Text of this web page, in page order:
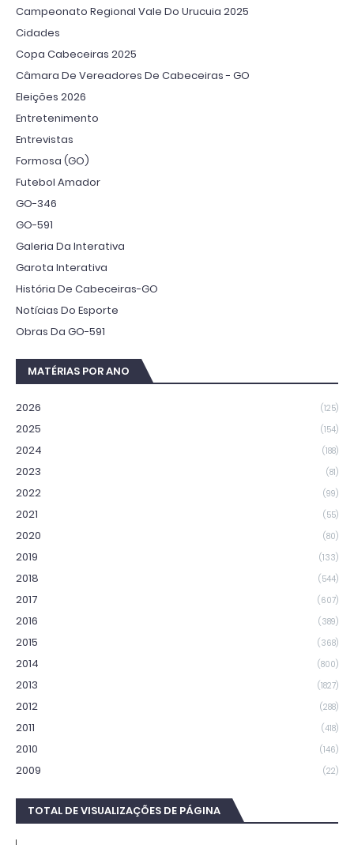
Campeonato Regional Vale Do Urucuia 2025
Cidades
Copa Cabeceiras 2025
Câmara De Vereadores De Cabeceiras - GO
Eleições 2026
Entretenimento
Entrevistas
Formosa (GO)
Futebol Amador
GO-346
GO-591
Galeria Da Interativa
Garota Interativa
História De Cabeceiras-GO
Notícias Do Esporte
Obras Da GO-591
MATÉRIAS POR ANO
2026 (125)
2025 (154)
2024 (188)
2023 (81)
2022 (99)
2021 (55)
2020 (80)
2019 (133)
2018 (544)
2017 (607)
2016 (389)
2015 (368)
2014 (800)
2013 (1827)
2012 (288)
2011 (418)
2010 (146)
2009 (22)
TOTAL DE VISUALIZAÇÕES DE PÁGINA